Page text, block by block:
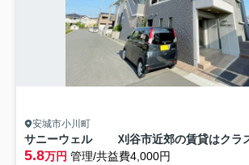
安城市小川町
5.8万円 管理/共益費4,000円